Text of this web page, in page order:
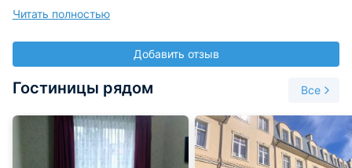
башня с часами и флюгером в виде Георгия Победоносца.
Автовокзал прекрасно вписывается в стиль курорта и
передает его незабываемую атмосферу.
Читать полностью
Добавить отзыв
Гостиницы рядом Все